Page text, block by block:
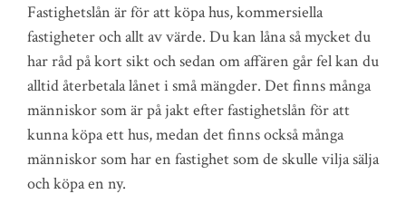
Fastighetslån är för att köpa hus, kommersiella
fastigheter och allt av värde. Du kan låna så mycket du
har råd på kort sikt och sedan om affären går fel kan du
alltid återbetala lånet i små mängder. Det finns många
människor som är på jakt efter fastighetslån för att
kunna köpa ett hus, medan det finns också många
människor som har en fastighet som de skulle vilja sälja
och köpa en ny.